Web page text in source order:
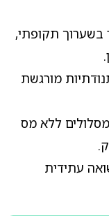
בשערוך תקופתי,
25% מוסיף תנודתיות מורגשת
ללא מס
עתידית